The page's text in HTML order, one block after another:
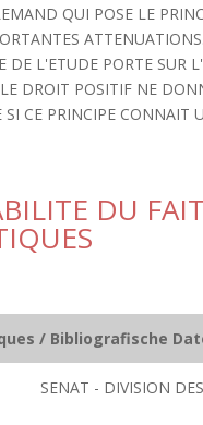
QUI POSE LE
ATTENUATIONS.
DE L'ETUDE PORTE
DROIT POSITIF NE
CE PRINCIPE CONNAIT
DU
/ Bibliografische
SENAT - DIVISION